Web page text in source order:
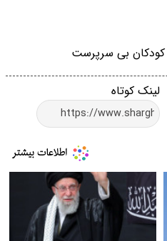
کودکان بی سرپرست
لینک کوتاه